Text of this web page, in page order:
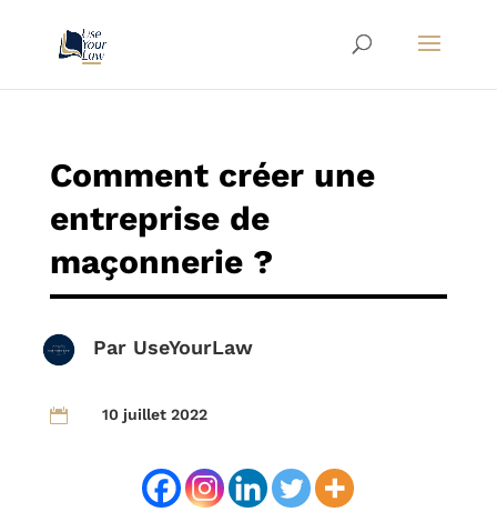
Comment créer une
entreprise de
maçonnerie ?
Par UseYourLaw
 10 juillet 2022